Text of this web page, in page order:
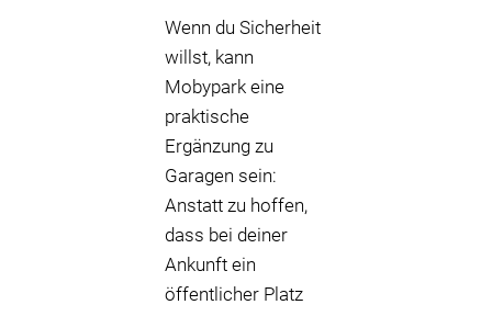
Wenn du Sicherheit
willst, kann
Mobypark eine
praktische
Ergänzung zu
Garagen sein:
Anstatt zu hoffen,
dass bei deiner
Ankunft ein
öffentlicher Platz